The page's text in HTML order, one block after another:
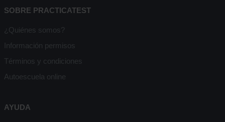
SOBRE PRACTICATEST
¿Quiénes somos?
Información permisos
Términos y condiciones
Autoescuela online
AYUDA